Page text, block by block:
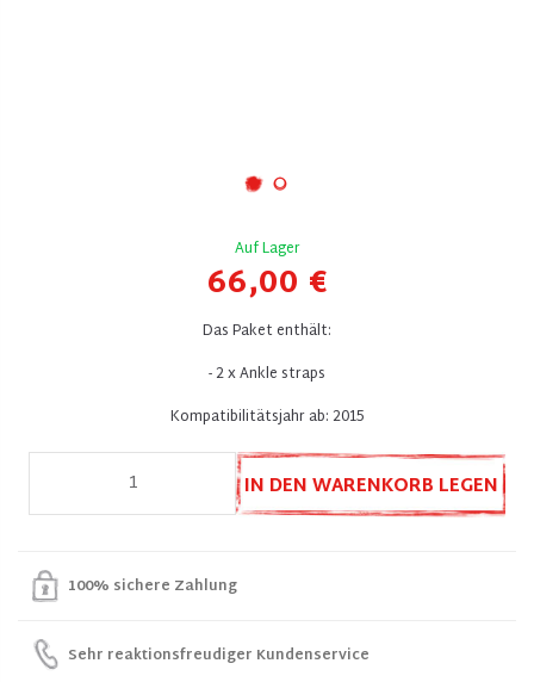
Auf Lager
66,00 €
Das Paket enthält:
- 2 x Ankle straps
Kompatibilitätsjahr ab: 2015
IN DEN WARENKORB LEGEN
100% sichere Zahlung
Sehr reaktionsfreudiger Kundenservice